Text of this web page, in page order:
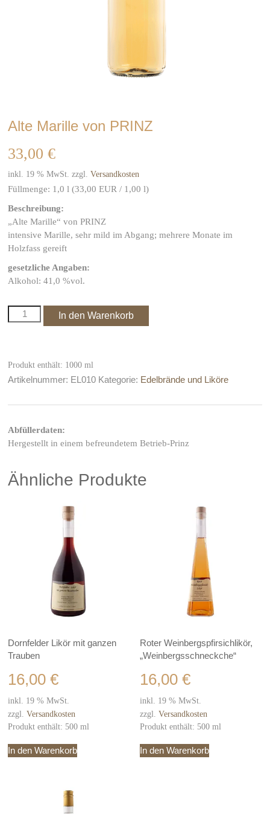
Alte Marille von PRINZ
33,00€
inkl. 19 % MwSt. zzgl.Versandkosten
Füllmenge: 1 ,0l (33,00 EUR / 1,00 l)
Beschreibung:
„Alte Marille“ von PRINZ
intensive Marille, sehr mild im Abgang; mehrere Monate im
Holzfass gereift
gesetzliche Angaben:
Alkohol: 41,0 %vol.
Marille
Menge
In den Warenkorb
Produkt enthält: 1000ml
Artikelnummer: EL010 Kategorie: Edelbrände und Liköre
Abfüllerdaten:
Hergestellt in einem befreundetem Betrieb-Prinz
Ähnliche Produkte
Dornfelder Likör mit ganzen
Trauben
16,00€
inkl. 19 % MwSt.
zzgl.Versandkosten
Produkt enthält: 500ml
In den Warenkorb
Roter Weinbergspfirsichlikör,
„Weinbergsschneckche“
16,00€
inkl. 19 % MwSt.
zzgl.Versandkosten
Produkt enthält: 500ml
In den Warenkorb